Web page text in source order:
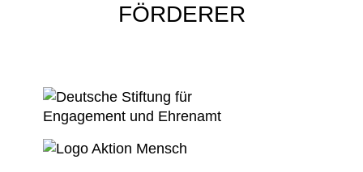
FÖRDERER